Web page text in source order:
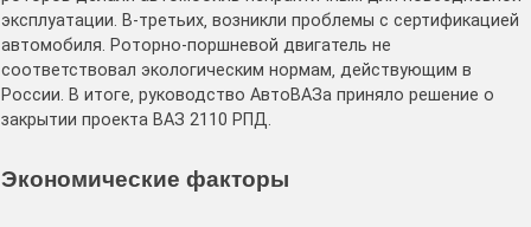
эксплуатации․ В-третьих‚ возникли проблемы с сертификацией
автомобиля․ Роторно-поршневой двигатель не
соответствовал экологическим нормам‚ действующим в
России․ В итоге‚ руководство АвтоВАЗа приняло решение о
закрытии проекта ВАЗ 2110 РПД․
Экономические факторы